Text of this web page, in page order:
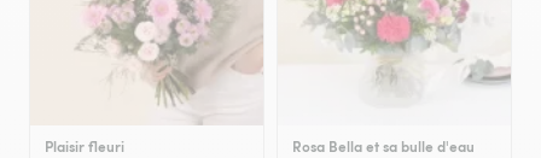
Plaisir fleuri Rosa Bella et sa bulle d'eau